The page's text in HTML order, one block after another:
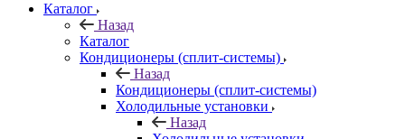
Каталог
Назад
Каталог
Кондиционеры (сплит-системы)
Назад
Кондиционеры (сплит-системы)
Холодильные установки
Назад